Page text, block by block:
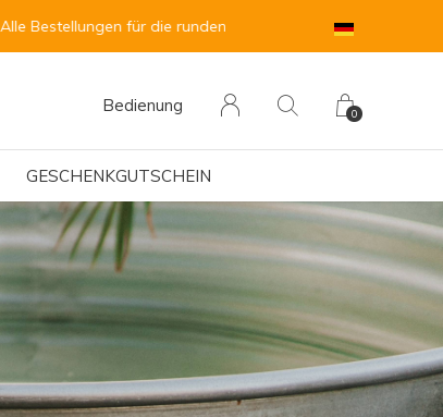
GESCHENKGUTSCHEIN
Bedienung 0